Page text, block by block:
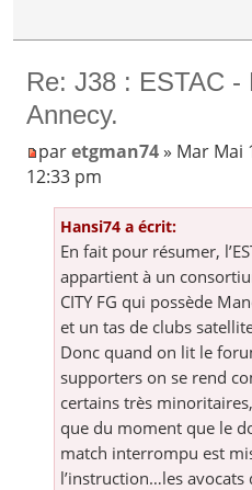
Re: J38 : ESTAC -
Annecy.
paretgman74» Mar Mai
12:33 pm
Hansi74 a écrit:
En fait pour résumer,
appartient à un
CITY FG qui possède
et un tas de clubs
Donc quand on lit le
supporters on se rend
certains très
que du moment que le
match interrompu est
l’instruction…les avocats